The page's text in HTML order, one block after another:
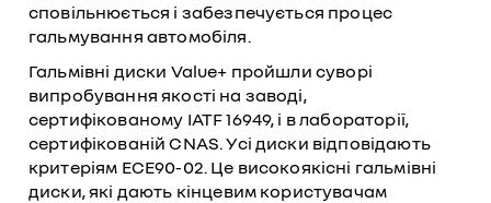
сповільнюється і забезпечується процес
гальмування автомобіля.
Гальмівні диски Value+ пройшли суворі
випробування якості на заводі,
сертифікованому IATF 16949, і в лабораторії,
сертифікованій CNAS. Усі диски відповідають
критеріям ECE90-02. Це високоякісні гальмівні
диски, які дають кінцевим користувачам